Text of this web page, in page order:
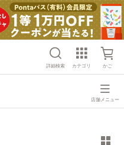
詳細検索 カテゴリ かご
店舗メニュー